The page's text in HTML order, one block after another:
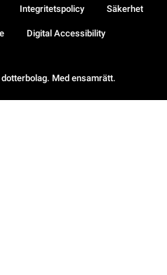
Med ensamrätt.
Integritetspolicy Säkerhet
Digital Accessibility